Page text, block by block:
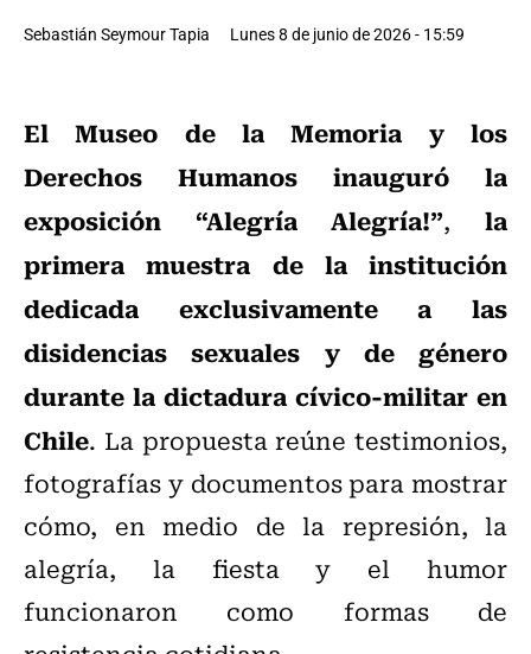
Sebastián Seymour Tapia Lunes 8 de junio de 2026 - 15:59
El Museo de la Memoria y los
Derechos Humanos inauguró la
exposición “Alegría Alegría!”,la
primera muestra de la institución
dedicada exclusivamente a las
disidencias sexuales y de género
durante la dictadura cívico‑militar en
Chile. La propuesta reúne testimonios,
fotografías y documentos para mostrar
cómo, en medio de la represión, la
alegría, la fiesta y el humor
funcionaron como formas de